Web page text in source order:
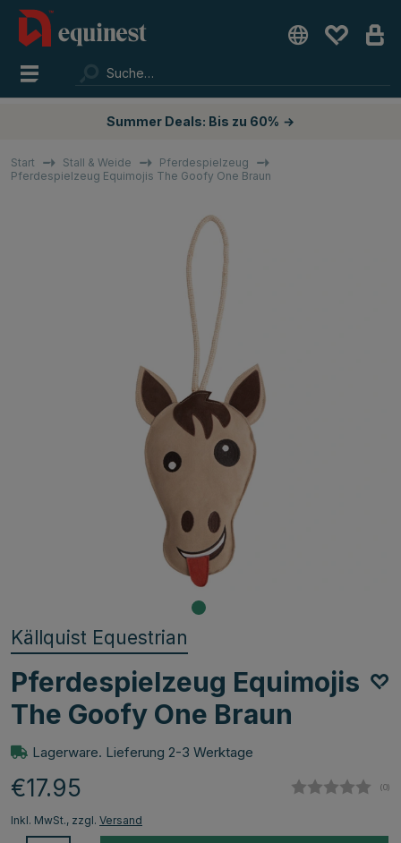
Summer Deals: Bis zu 60% →
Start Stall & Weide
Pferdespielzeug
Pferdespielzeug Equimojis The Goofy One Braun
Källquist Equestrian
Pferdespielzeug Equimojis
The Goofy One Braun
Lagerware. Lieferung 2-3 Werktage
€17.95 (0)
Inkl. MwSt., zzgl. Versand